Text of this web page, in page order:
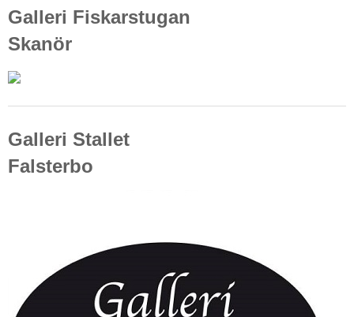
Galleri Fiskarstugan
Skanör
Galleri Stallet
Falsterbo